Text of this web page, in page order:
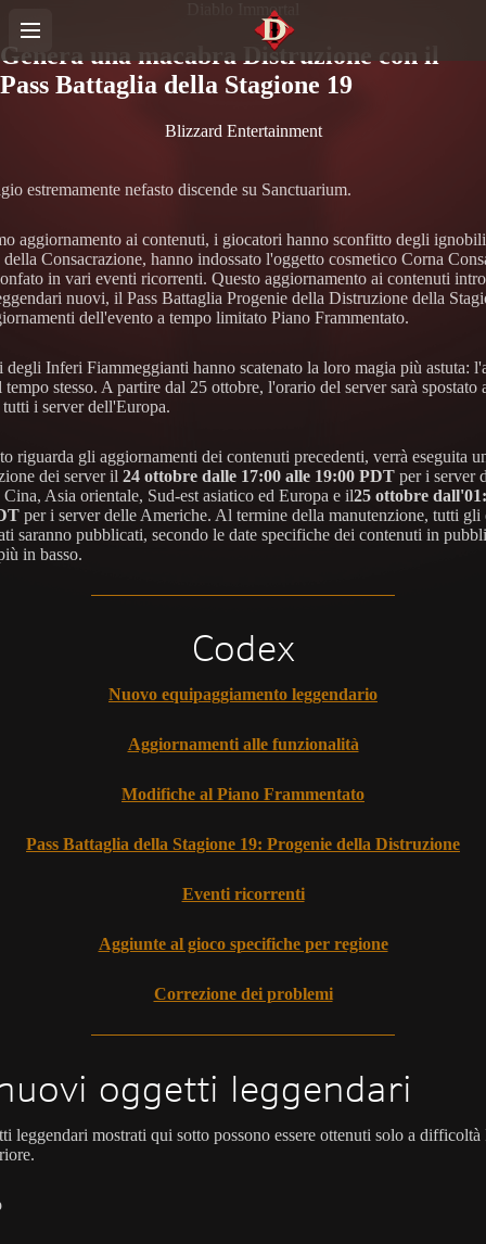
Diablo Immortal
Genera una macabra Distruzione con il
Pass Battaglia della Stagione 19
Blizzard Entertainment
estremamente nefasto discende su Sanctuarium.
aggiornamento ai contenuti, i giocatori hanno sconfitto degli
Consacrazione, hanno indossato l'oggetto cosmetico Corna
in vari eventi ricorrenti. Questo aggiornamento ai contenuti
nuovi, il Pass Battaglia Progenie della Distruzione della
dell'evento a tempo limitato Piano Frammentato.
degli Inferi Fiammeggianti hanno scatenato la loro magia più astuta:
tempo stesso. A partire dal 25 ottobre, l'orario del server sarà spostato
i server dell'Europa.
riguarda gli aggiornamenti dei contenuti precedenti, verrà eseguita
dei server il 24 ottobre dalle 17:00 alle 19:00 PDT per i server
Cina, Asia orientale, Sud-est asiatico ed Europa e il25 ottobre
per i server delle Americhe. Al termine della manutenzione, tutti gli
saranno pubblicati, secondo le date specifiche dei contenuti in
in basso.
Codex
Nuovo equipaggiamento leggendario
Aggiornamenti alle funzionalità
Modifiche al Piano Frammentato
Pass Battaglia della Stagione 19: Progenie della Distruzione
Eventi ricorrenti
Aggiunte al gioco specifiche per regione
Correzione dei problemi
oggetti leggendari
leggendari mostrati qui sotto possono essere ottenuti solo a